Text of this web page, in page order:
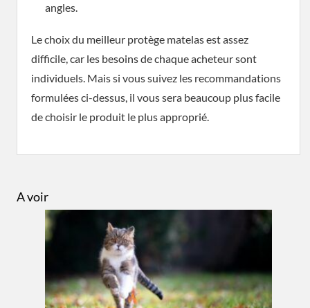
angles.
Le choix du meilleur protège matelas est assez
difficile, car les besoins de chaque acheteur sont
individuels. Mais si vous suivez les recommandations
formulées ci-dessus, il vous sera beaucoup plus facile
de choisir le produit le plus approprié.
A voir